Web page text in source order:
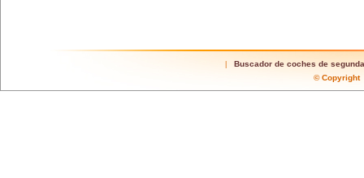
Buscador de coches de
©